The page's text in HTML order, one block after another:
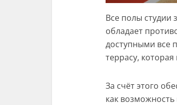
Все полы студии
обладает
доступными все
террасу,
За счёт этого
как